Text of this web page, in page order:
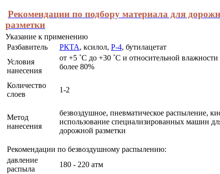
Рекомендации по подбору материала для
разметки
Указание к применению
Разбавитель
РКТА, ксилол, Р-4, бутилацетат
Условия
нанесения
от +5 ˚C до +30 ˚C и относительной влажности
более 80%
Количество
слоев
1-2
Метод
нанесения
безвоздушное, пневматическое распыление,
использование специализированных машин
дорожной разметки
Рекомендации по безвоздушному распылению:
давление
распыла
180 - 220 атм